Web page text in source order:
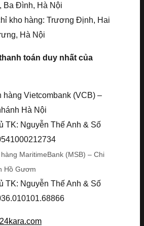
Ba Đình, Hà Nội
kho hàng: Trương Định, Hai
Hà Nội
toán duy nhất của
hàng Vietcombank (VCB) –
Hà Nội
TK: Nguyễn Thế Anh & Số
MaritimeBank (MSB) – Chi
Hồ Gươm
TK: Nguyễn Thế Anh & Số
24kara.com